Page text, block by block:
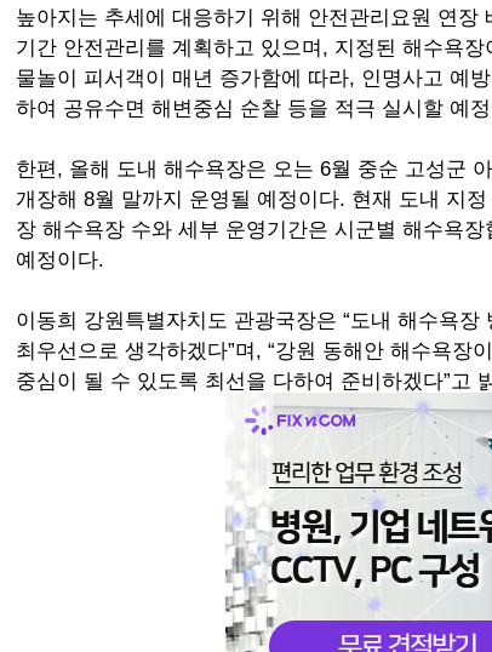
높아지는 추세에 대응하기 위해 안전관리요원 연장
기간 안전관리를 계획하고 있으며, 지정된 해수욕
물놀이 피서객이 매년 증가함에 따라, 인명사고 예
하여 공유수면 해변중심 순찰 등을 적극 실시할 예
한편, 올해 도내 해수욕장은 오는 6월 중순 고성군
개장해 8월 말까지 운영될 예정이다. 현재 도내 지
장 해수욕장 수와 세부 운영기간은 시군별 해수욕
예정이다.
이동희 강원특별자치도 관광국장은 “도내 해수욕
최우선으로 생각하겠다”며, “강원 동해안 해수욕장
중심이 될 수 있도록 최선을 다하여 준비하겠다”고